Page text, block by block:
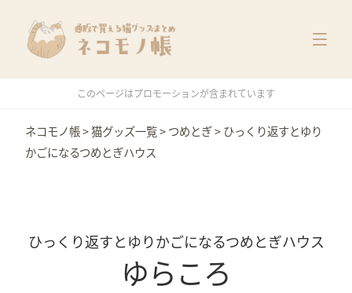
猫グッズ一覧
メーカー別
価格別
このページはプロモーションが含まれています
ネコモノ帳>猫グッズ一覧>つめとぎ>ひっくり返すとゆり
かごになるつめとぎハウス
ひっくり返すとゆりかごになるつめとぎハウス
ゆらころ